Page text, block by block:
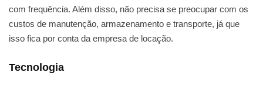
com frequência. Além disso, não precisa se preocupar com os
custos de manutenção, armazenamento e transporte, já que
isso fica por conta da empresa de locação.
Tecnologia